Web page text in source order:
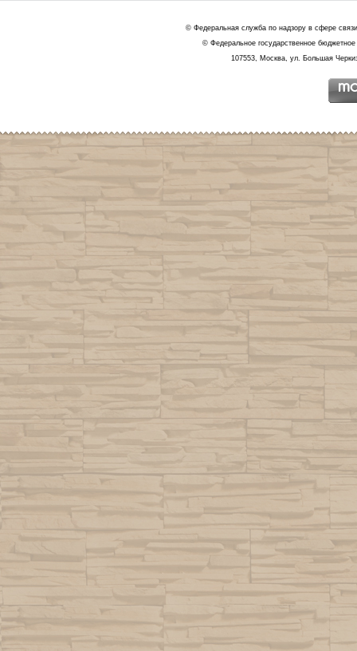
© Федеральная служба по надзору в сфере
© Федеральное государственное
107553, Москва, ул. Большая